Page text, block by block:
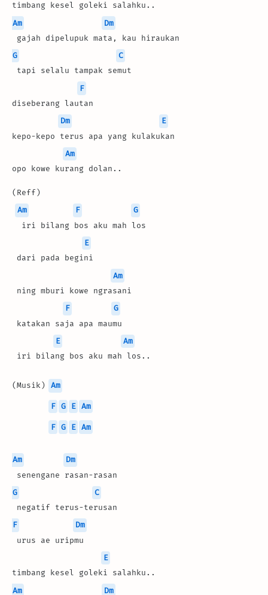
timbang kesel goleki salahku..
Am
Dm
gajah dipelupuk mata, kau hiraukan
G
C
tapi selalu tampak semut
F
diseberang lautan
Dm
E
kepo-kepo terus apa yang kulakukan
Am
opo kowe kurang dolan..
(Reff)
Am
F
G
  iri bilang bos aku mah los
E
dari pada begini
Am
ning mburi kowe ngrasani
F
G
katakan saja apa maumu
E
Am
iri bilang bos aku mah los..
(Musik) Am
F G E Am
F G E Am
Am
Dm
senengane rasan-rasan
G
C
negatif terus-terusan
F
Dm
urus ae uripmu
E
timbang kesel goleki salahku..
Am
Dm